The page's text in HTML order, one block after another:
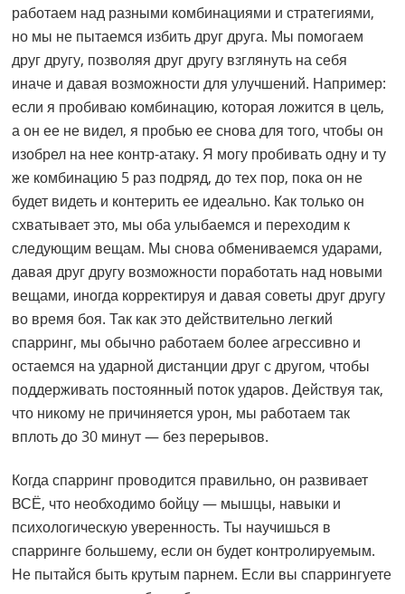
работаем над разными комбинациями и стратегиями,
но мы не пытаемся избить друг друга. Мы помогаем
друг другу, позволяя друг другу взглянуть на себя
иначе и давая возможности для улучшений. Например:
если я пробиваю комбинацию, которая ложится в цель,
а он ее не видел, я пробью ее снова для того, чтобы он
изобрел на нее контр-атаку. Я могу пробивать одну и ту
же комбинацию 5 раз подряд, до тех пор, пока он не
будет видеть и контерить ее идеально. Как только он
схватывает это, мы оба улыбаемся и переходим к
следующим вещам. Мы снова обмениваемся ударами,
давая друг другу возможности поработать над новыми
вещами, иногда корректируя и давая советы друг другу
во время боя. Так как это действительно легкий
спарринг, мы обычно работаем более агрессивно и
остаемся на ударной дистанции друг с другом, чтобы
поддерживать постоянный поток ударов. Действуя так,
что никому не причиняется урон, мы работаем так
вплоть до 30 минут — без перерывов.
Когда спарринг проводится правильно, он развивает
ВСЁ, что необходимо бойцу — мышцы, навыки и
психологическую уверенность. Ты научишься в
спарринге большему, если он будет контролируемым.
Не пытайся быть крутым парнем. Если вы спаррингуете